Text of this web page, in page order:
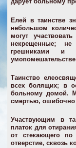
Елей в таинстве
небольшом
могут
некрещенные;
грешниками и
Таинство
всех болящих; в
больному домой.
смертью, ошибочно
Участвующим в
платок для
от стекающего по
отверстие, сквозь